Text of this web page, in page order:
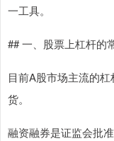
一工具。
## 一、股票上杠杆的
目前A股市场主流的
货。
融资融券是证监会批